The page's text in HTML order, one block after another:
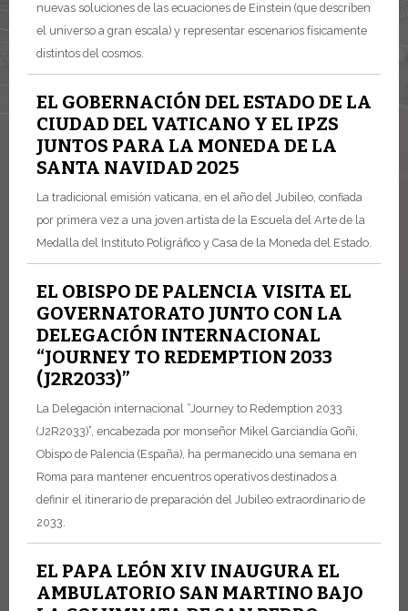
nuevas soluciones de las ecuaciones de Einstein (que describen
el universo a gran escala) y representar escenarios físicamente
distintos del cosmos.
EL GOBERNACIÓN DEL ESTADO DE LA
CIUDAD DEL VATICANO Y EL IPZS
JUNTOS PARA LA MONEDA DE LA
SANTA NAVIDAD 2025
La tradicional emisión vaticana, en el año del Jubileo, confiada
por primera vez a una joven artista de la Escuela del Arte de la
Medalla del Instituto Poligráfico y Casa de la Moneda del Estado.
EL OBISPO DE PALENCIA VISITA EL
GOVERNATORATO JUNTO CON LA
DELEGACIÓN INTERNACIONAL
“JOURNEY TO REDEMPTION 2033
(J2R2033)”
La Delegación internacional “Journey to Redemption 2033
(J2R2033)”, encabezada por monseñor Mikel Garciandía Goñi,
Obispo de Palencia (España), ha permanecido una semana en
Roma para mantener encuentros operativos destinados a
definir el itinerario de preparación del Jubileo extraordinario de
2033.
EL PAPA LEÓN XIV INAUGURA EL
AMBULATORIO SAN MARTINO BAJO